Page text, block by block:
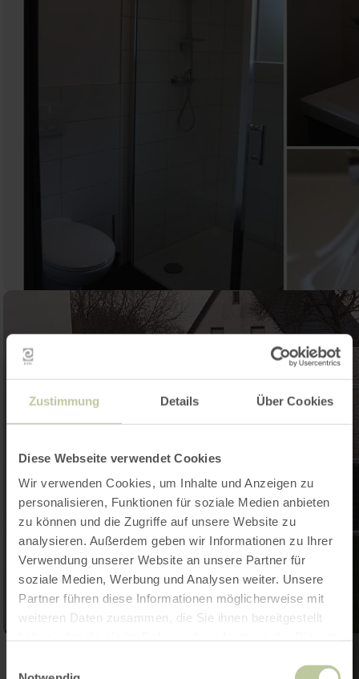
Zustimmung Details Über Cookies
Diese Webseite verwendet Cookies
Wir verwenden Cookies, um Inhalte und Anzeigen zu
personalisieren, Funktionen für soziale Medien anbieten
zu können und die Zugriffe auf unsere Website zu
analysieren. Außerdem geben wir Informationen zu Ihrer
Verwendung unserer Website an unsere Partner für
soziale Medien, Werbung und Analysen weiter. Unsere
Partner führen diese Informationen möglicherweise mit
weiteren Daten zusammen, die Sie ihnen bereitgestellt